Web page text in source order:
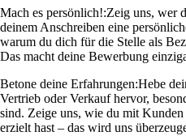
Mach es persönlich!:Zeig uns, wer
deinem Anschreiben eine
warum du dich für die Stelle als
Das macht deine Bewerbung
Betone deine Erfahrungen:Hebe
Vertrieb oder Verkauf hervor,
sind. Zeige uns, wie du mit
erzielt hast – das wird uns